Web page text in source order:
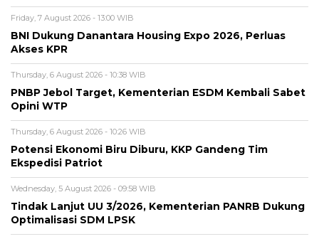
Friday, 7 August 2026 - 13:00 WIB
BNI Dukung Danantara Housing Expo 2026, Perluas
Akses KPR
Thursday, 6 August 2026 - 10:38 WIB
PNBP Jebol Target, Kementerian ESDM Kembali Sabet
Opini WTP
Thursday, 6 August 2026 - 10:26 WIB
Potensi Ekonomi Biru Diburu, KKP Gandeng Tim
Ekspedisi Patriot
Wednesday, 5 August 2026 - 09:58 WIB
Tindak Lanjut UU 3/2026, Kementerian PANRB Dukung
Optimalisasi SDM LPSK